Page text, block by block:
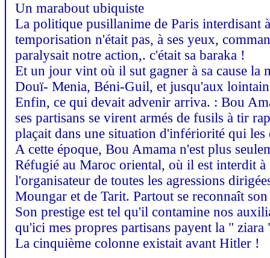
Un marabout ubiquiste
La politique pusillanime de Paris interdisant
temporisation n'était pas, à ses yeux,
paralysait notre action,. c'était sa baraka !
Et un jour vint où il sut gagner à sa cause la
Douï- Menia, Béni-Guil, et jusqu'aux
Enfin, ce qui devait advenir arriva. : Bou
ses partisans se virent armés de fusils à tir
plaçait dans une situation d'infériorité qui les
A cette époque, Bou Amama n'est plus
Réfugié au Maroc oriental, où il est interdit
l'organisateur de toutes les agressions
Moungar et de Tarit. Partout se reconnaît
Son prestige est tel qu'il contamine nos
qu'ici mes propres partisans payent la "
La cinquième colonne existait avant Hitler !